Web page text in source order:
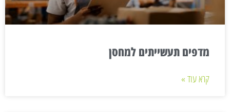
מדפים תעשייתים למחסן
קרא עוד »